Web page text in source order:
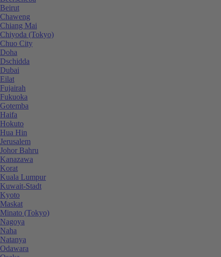
Beirut
Chaweng
Chiang Mai
Chiyoda (Tokyo)
Chuo City
Doha
Dschidda
Dubai
Eilat
Fujairah
Fukuoka
Gotemba
Haifa
Hokuto
Hua Hin
Jerusalem
Johor Bahru
Kanazawa
Korat
Kuala Lumpur
Kuwait-Stadt
Kyoto
Maskat
Minato (Tokyo)
Nagoya
Naha
Natanya
Odawara